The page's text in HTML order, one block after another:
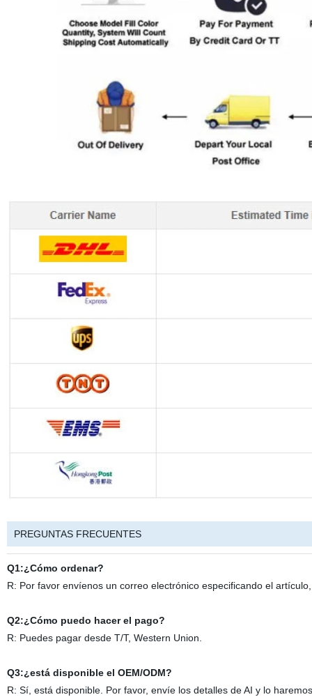
PREGUNTAS FRECUENTES
Q1:¿Cómo ordenar?
R: Por favor envíenos un correo electrónico especificando el
Q2:¿Cómo puedo hacer el pago?
R: Puedes pagar desde T/T, Western Union.
Q3:¿está disponible el OEM/ODM?
R: Sí, está disponible. Por favor, envíe los detalles de AI y lo